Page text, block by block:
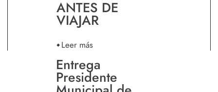
ANTES DE
VIAJAR
Leer más
Entrega
Presidente